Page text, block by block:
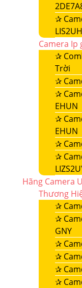
✰
Camera Ip
✰
Trời
✰
✰
EHUN
✰
EHUN
✰
✰
Hãng Camera
Thương
✰
✰
GNY
✰
✰
✰
✰